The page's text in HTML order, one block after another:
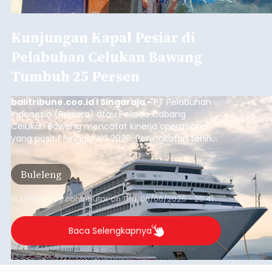
Kunjungan Kapal Pesiar di
Pelabuhan Celukan Bawang
Tumbuh 25 Persen
balitribune.coo.id I Singaraja -PT Pelabuhan
Indonesia (Persero) atau Pelindo Cabang
Celukan Bawang mencatat kinerja operasional
yang positif hingga Juli 2026. Peningkatan terlihat
dari arus kapal yang mencapai 1,48 juta Gross
Tonnage (GT), atau tumbuh 12,4 persen
dibandingkan periode yang sama tahun lalu
yang tercatat sebesar 1,32 juta GT.
Buleleng
Submitted bycontributoronThu, 08/06/2026 - 20:41
Baca Selengkapnya